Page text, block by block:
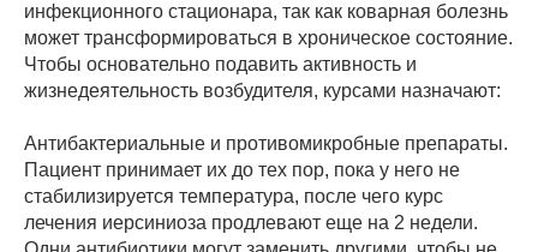
инфекционного стационара, так как коварная болезнь
может трансформироваться в хроническое состояние.
Чтобы основательно подавить активность и
жизнедеятельность возбудителя, курсами назначают:
Антибактериальные и противомикробные препараты.
Пациент принимает их до тех пор, пока у него не
стабилизируется температура, после чего курс
лечения иерсиниоза продлевают еще на 2 недели.